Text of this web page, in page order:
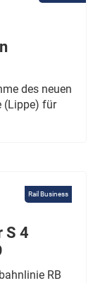
des neuen
(Lippe) für
Rail Business
S 4
RB